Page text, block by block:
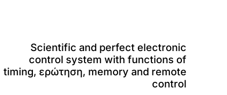
Scientific and perfect electronic
control system with functions of
timing, ερώτηση, memory and remote
control